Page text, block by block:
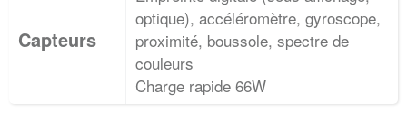
Capteurs
optique), accéléromètre, gyroscope,
proximité, boussole, spectre de
couleurs
Charge rapide 66W